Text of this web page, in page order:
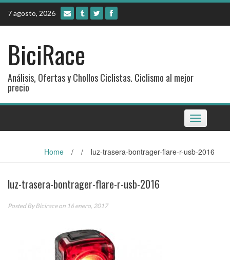
Skip
content
7 agosto, 2026
BiciRace
Análisis, Ofertas y Chollos Ciclistas. Ciclismo al mejor
precio
Toggle
navigation
Home / / luz-trasera-bontrager-flare-r-usb-2016
luz-trasera-bontrager-flare-r-usb-2016
Posted ByBiciraceon 16 enero, 2017